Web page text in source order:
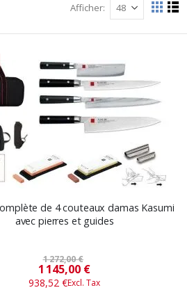
Afficher
Afficher
comme
La
de 4 couteaux damas Kasumi
avec pierres et guides
1 272,00 €
Prix
​​
spécial
1 145,00 €
938,52 €